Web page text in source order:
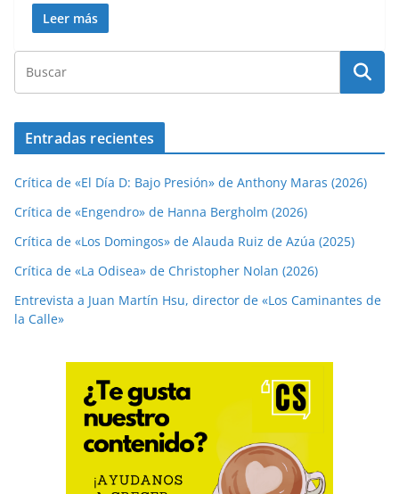
Leer más
Entradas recientes
Crítica de «El Día D: Bajo Presión» de Anthony Maras (2026)
Crítica de «Engendro» de Hanna Bergholm (2026)
Crítica de «Los Domingos» de Alauda Ruiz de Azúa (2025)
Crítica de «La Odisea» de Christopher Nolan (2026)
Entrevista a Juan Martín Hsu, director de «Los Caminantes de
la Calle»